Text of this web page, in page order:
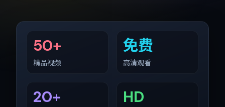
50+
精品视频
免费
高清观看
20+ HD